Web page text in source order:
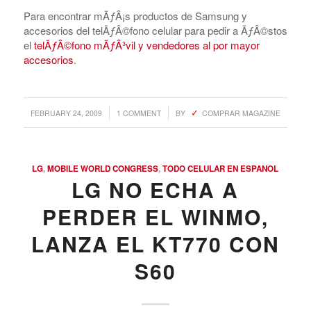
Para encontrar mÃƒÂ¡s productos de Samsung y
accesorios del telÃƒÂ©fono celular para pedir a ÃƒÂ©stos
eltelÃƒÂ©fono mÃƒÂ³vil y vendedores al por mayor
accesorios.
FEBRUARY 24, 2009
/ 1 COMMENT
/ BY COMPRAR MAGAZINE
LG,MOBILE WORLD CONGRESS,TODO CELULAR EN ESPANOL
LG NO ECHA A
PERDER EL WINMO,
LANZA EL KT770 CON
S60